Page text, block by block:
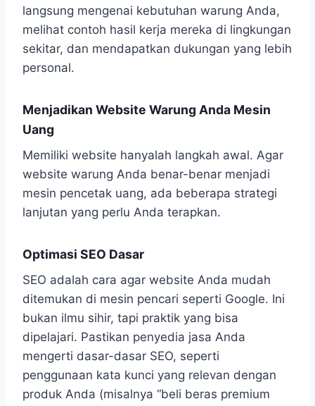
langsung mengenai kebutuhan warung Anda,
melihat contoh hasil kerja mereka di lingkungan
sekitar, dan mendapatkan dukungan yang lebih
personal.
Menjadikan Website Warung Anda Mesin
Uang
Memiliki website hanyalah langkah awal. Agar
website warung Anda benar-benar menjadi
mesin pencetak uang, ada beberapa strategi
lanjutan yang perlu Anda terapkan.
Optimasi SEO Dasar
SEO adalah cara agar website Anda mudah
ditemukan di mesin pencari seperti Google. Ini
bukan ilmu sihir, tapi praktik yang bisa
dipelajari. Pastikan penyedia jasa Anda
mengerti dasar-dasar SEO, seperti
penggunaan kata kunci yang relevan dengan
produk Anda (misalnya “beli beras premium